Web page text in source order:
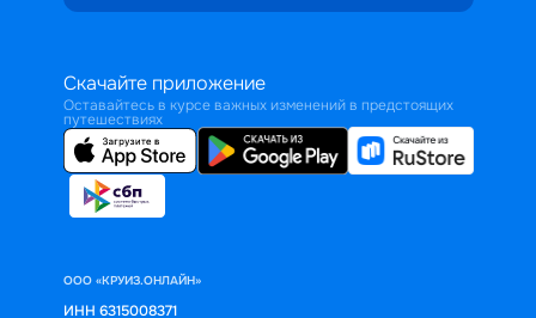
Скачайте приложение
Оставайтесь в курсе важных изменений в предстоящих
путешествиях
ООО «КРУИЗ.ОНЛАЙН»
ИНН 6315008371